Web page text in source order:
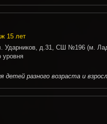
15 лет
Ударников, д.31, СШ №196 (м.
уровня
разного возраста и